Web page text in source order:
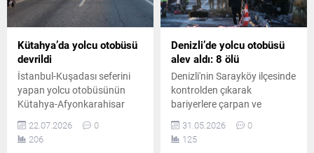
Kütahya’da yolcu otobüsü
devrildi
İstanbul-Kuşadası seferini
yapan yolcu otobüsünün
Kütahya-Afyonkarahisar
sonucu ilk belirlemelere göre
31 kişi yaralandı. Yaralılar
22.07.2026
0
206
Denizli’de yolcu otobüsü
alev aldı: 8 ölü
Denizli'nin Sarayköy ilçesinde
kontrolden çıkarak
bariyerlere çarpan ve
yolcu otobüsünde can pazarı
yaşandı. Feci kazada,
31.05.2026
0
125